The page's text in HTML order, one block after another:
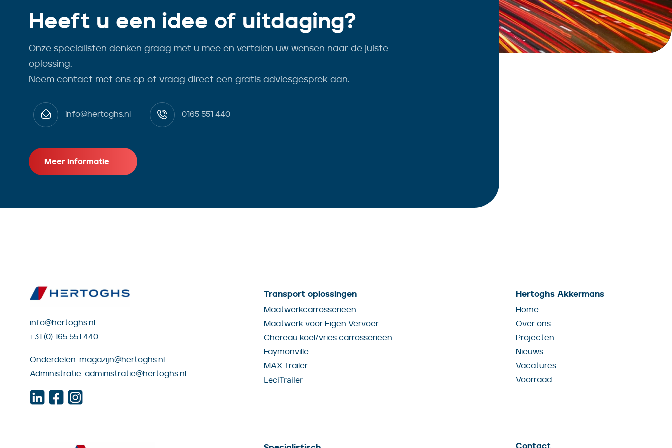
Heeft u een idee of uitdaging?
Onze specialisten denken graag met u mee en vertalen uw wensen naar de juiste
oplossing.
Neem contact met ons op of vraag direct een gratis adviesgesprek aan.
info@hertoghs.nl 0165 551 440
Meer informatie
info@hertoghs.nl
+31 (0) 165 551 440
Onderdelen: magazijn@hertoghs.nl
Administratie: administratie@hertoghs.nl
Transport oplossingen
Maatwerkcarrosserieën
Maatwerk voor Eigen Vervoer
Chereau koel/vries carrosserieën
Faymonville
MAX Trailer
LeciTrailer
Hertoghs Akkermans
Home
Over ons
Projecten
Nieuws
Vacatures
Voorraad
Contact